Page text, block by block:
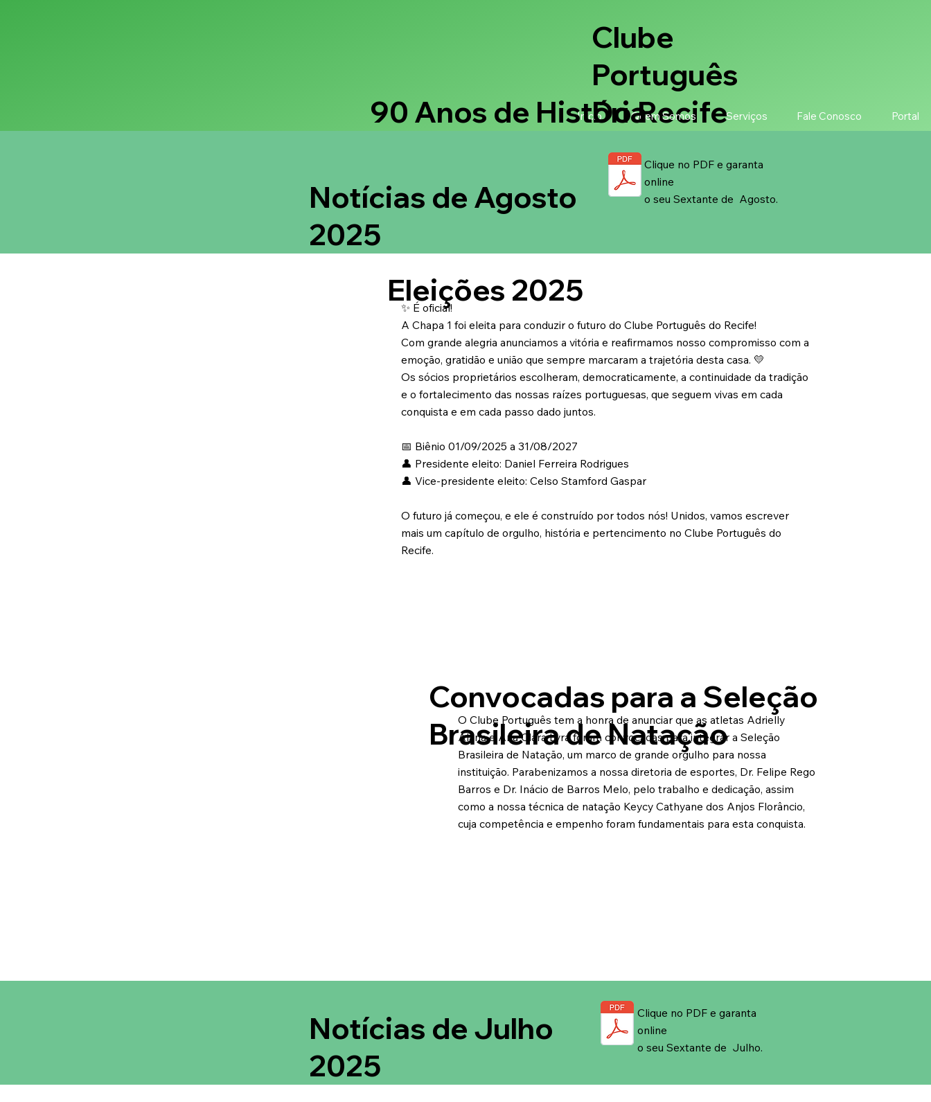
Clube
Português
Do Recife
Início Quem Somos Serviços Fale Conosco Portal
90 Anos de História
Notícias de Agosto
2025
Clique no PDF e garanta
online
o seu Sextante de Agosto.
Eleições 2025
✨ É oficial!
A Chapa 1 foi eleita para conduzir o futuro do Clube Português do Recife!
Com grande alegria anunciamos a vitória e reafirmamos nosso compromisso com a
emoção, gratidão e união que sempre marcaram a trajetória desta casa. 💛
Os sócios proprietários escolheram, democraticamente, a continuidade da tradição
e o fortalecimento das nossas raízes portuguesas, que seguem vivas em cada
conquista e em cada passo dado juntos.
📅 Biênio 01/09/2025 a 31/08/2027
👤 Presidente eleito: Daniel Ferreira Rodrigues
👤 Vice-presidente eleito: Celso Stamford Gaspar
O futuro já começou, e ele é construído por todos nós! Unidos, vamos escrever
mais um capítulo de orgulho, história e pertencimento no Clube Português do
Recife.
Convocadas para a Seleção
Brasileira de Natação
O Clube Português tem a honra de anunciar que as atletas Adrielly
Alana e Ana Clara Lyra foram convocadas para integrar a Seleção
Brasileira de Natação, um marco de grande orgulho para nossa
instituição. Parabenizamos a nossa diretoria de esportes, Dr. Felipe Rego
Barros e Dr. Inácio de Barros Melo, pelo trabalho e dedicação, assim
como a nossa técnica de natação Keycy Cathyane dos Anjos Florâncio,
cuja competência e empenho foram fundamentais para esta conquista.
Notícias de Julho
2025
Clique no PDF e garanta
online
o seu Sextante de Julho.